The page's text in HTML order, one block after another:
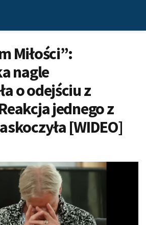
Miłości”:
nagle
o odejściu z
jednego z
[WIDEO]